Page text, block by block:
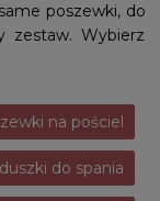
poszewki, do
zestaw. Wybierz
na pościel
do spania